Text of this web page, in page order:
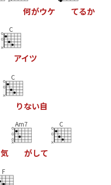
何がウケ てるか
C
アイツ
C
りない自
気
Am7
がして
C
F